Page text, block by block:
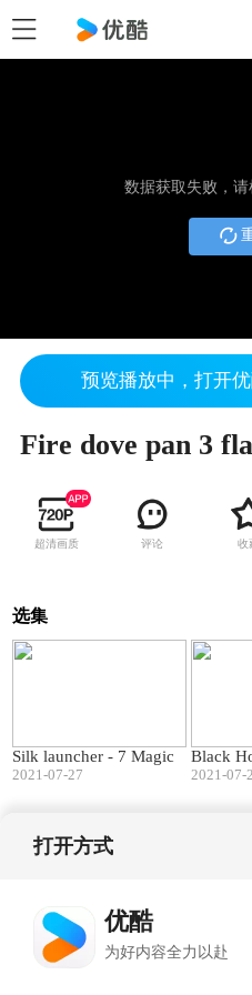
数据获取失败，
预览播放中，打开
超清画质 评论 收
选集
Silk launcher - 7 Magic
2021-07-27
Black
2021-07-
打开方式
优酷
为好内容全力以赴